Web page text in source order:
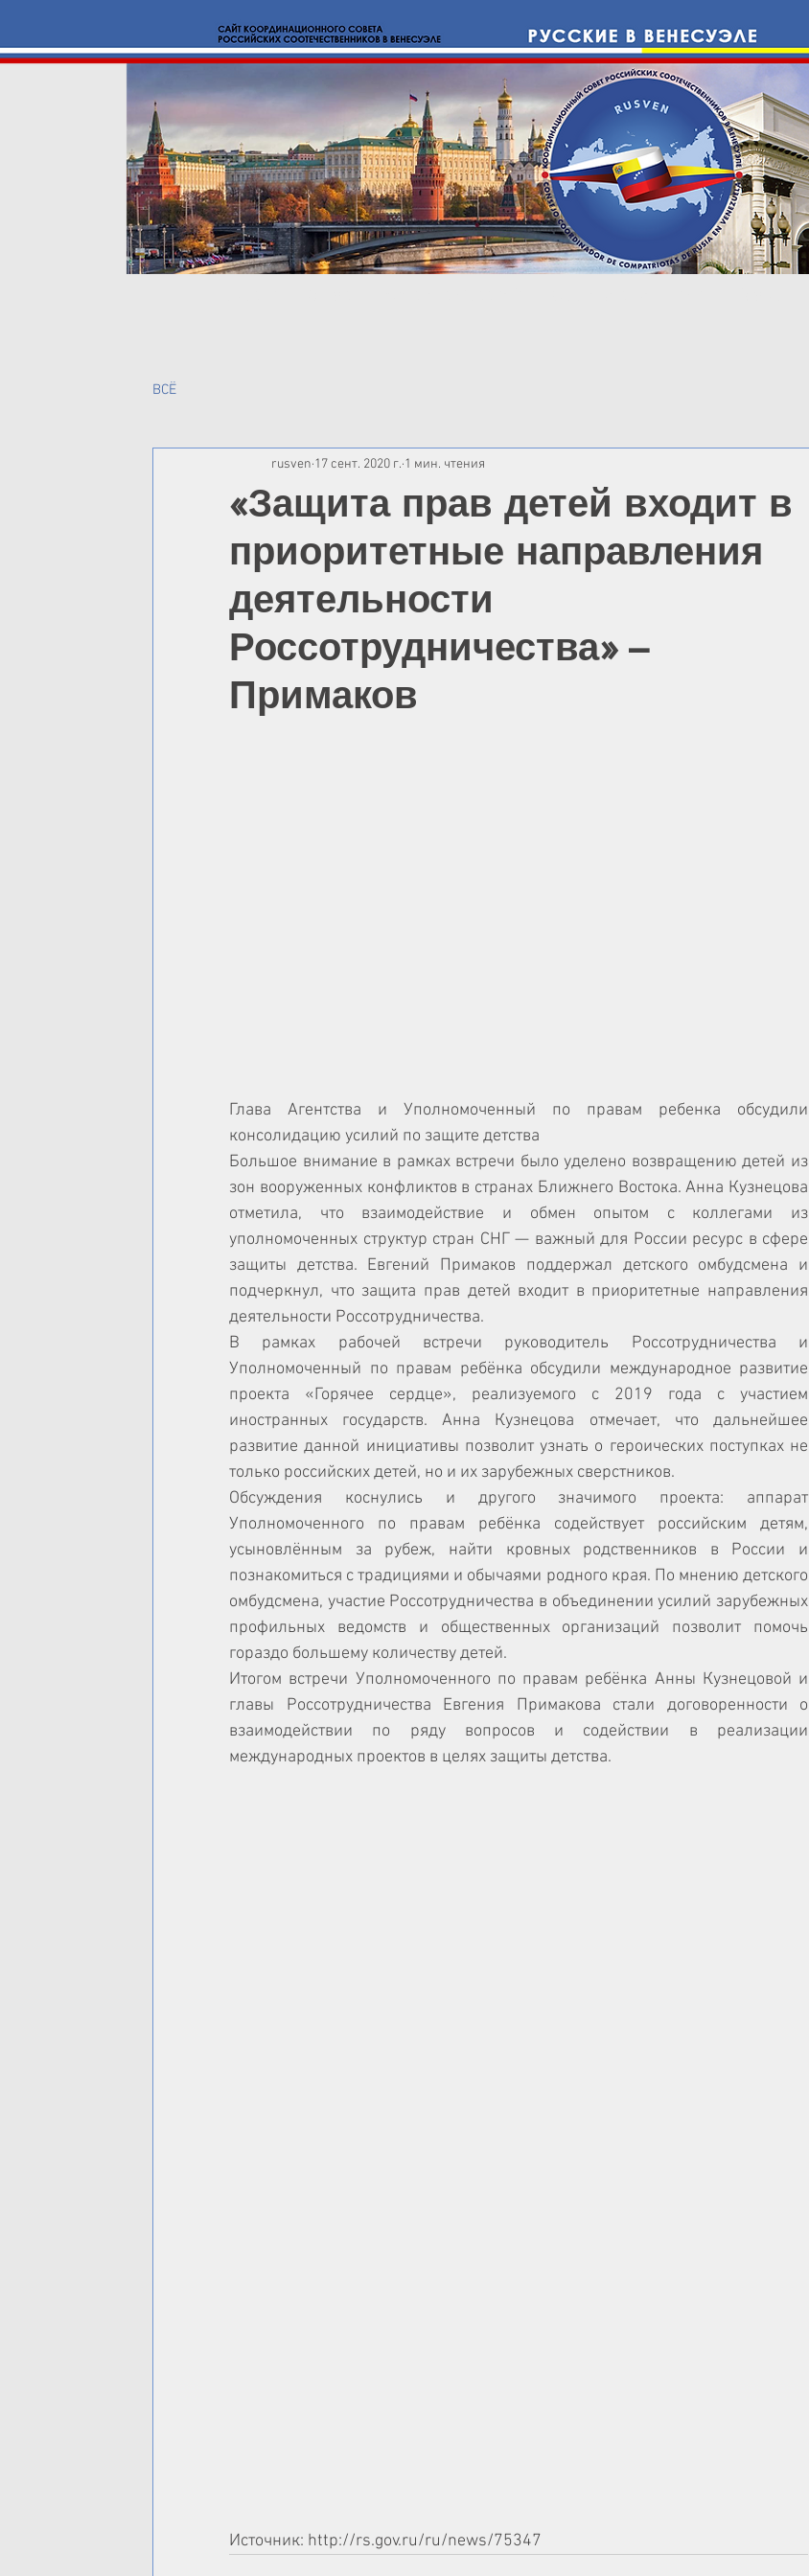
BCË
«Защита прав детей входит в
приоритетные направления
деятельности
Россотрудничества» –
Примаков
rusven 17 сент. 2020 г. 1 мин. чтения
Глава Агентства и Уполномоченный по правам ребенка обсудили
консолидацию усилий по защите детства
Большое внимание в рамках встречи было уделено возвращению детей из
зон вооруженных конфликтов в странах Ближнего Востока. Анна Кузнецова
отметила, что взаимодействие и обмен опытом с коллегами из
уполномоченных структур стран СНГ — важный для России ресурс в сфере
защиты детства. Евгений Примаков поддержал детского омбудсмена и
подчеркнул, что защита прав детей входит в приоритетные направления
деятельности Россотрудничества.
В рамках рабочей встречи руководитель Россотрудничества и
Уполномоченный по правам ребёнка обсудили международное развитие
проекта «Горячее сердце», реализуемого с 2019 года с участием
иностранных государств. Анна Кузнецова отмечает, что дальнейшее
развитие данной инициативы позволит узнать о героических поступках не
только российских детей, но и их зарубежных сверстников.
Обсуждения коснулись и другого значимого проекта: аппарат
Уполномоченного по правам ребёнка содействует российским детям,
усыновлённым за рубеж, найти кровных родственников в России и
познакомиться с традициями и обычаями родного края. По мнению детского
омбудсмена, участие Россотрудничества в объединении усилий зарубежных
профильных ведомств и общественных организаций позволит помочь
гораздо большему количеству детей.
Итогом встречи Уполномоченного по правам ребёнка Анны Кузнецовой и
главы Россотрудничества Евгения Примакова стали договоренности о
взаимодействии по ряду вопросов и содействии в реализации
международных проектов в целях защиты детства.
Источник: http://rs.gov.ru/ru/news/75347